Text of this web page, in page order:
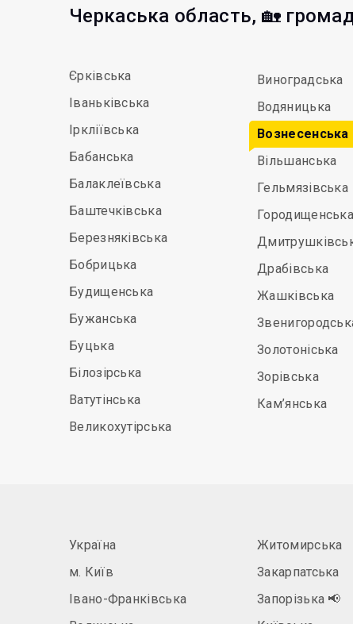
Черкаська область, 🏡
Єрківська
Іваньківська
Іркліївська
Бабанська
Балаклеївська
Баштечківська
Березняківська
Бобрицька
Будищенська
Бужанська
Буцька
Білозірська
Ватутінська
Великохутірська
Виноградська
Водяницька
Вознесенська
Вільшанська
Гельмязівська
Городищенська
Драбівська
Жашківська
Золотоніська
Зорівська
Кам’янська
Україна
м. Київ
Івано-Франківська
Житомирська
Закарпатська
Запорізька 📢